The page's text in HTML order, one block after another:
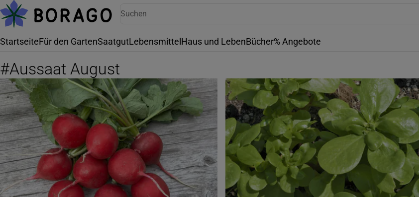
StartseiteFür den GartenSaatgutLebensmittel Haus und LebenBücher% Angebote
#Aussaat August